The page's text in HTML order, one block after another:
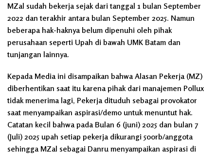
MZal sudah bekerja sejak dari tanggal 1 bulan September
2022 dan terakhir antara bulan September 2025. Namun
beberapa hak-haknya belum dipenuhi oleh pihak
perusahaan seperti Upah di bawah UMK Batam dan
tunjangan lainnya.
Kepada Media ini disampaikan bahwa Alasan Pekerja (MZ)
diberhentikan saat itu karena pihak dari manajemen Pollux
tidak menerima lagi, Pekerja dituduh sebagai provokator
saat menyampaikan aspirasi/demo untuk menuntut hak.
Catatan kecil bahwa pada Bulan 6 (juni) 2025 dan bulan 7
(Juli) 2025 upah setiap pekerja dikurangi 500rb/anggota
sehingga MZal sebagai Danru menyampaikan aspirasi di